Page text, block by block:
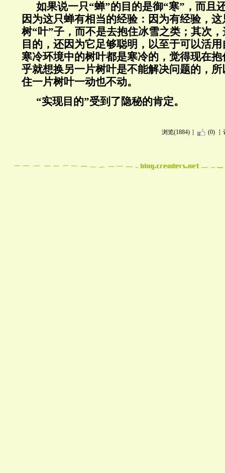
如果说一只“蝉”的目的是御“寒”，而且
因为这只蝉有相当的经验：因为有经验，
树“叶”子，而不是去抱住冰雪之类；其次
目的，还因为它足够聪明，以至于可以活
寒冷环境中的树叶都是寒冷的，觉得现在
乎就想换另一片树叶是不能解决问题的，
住一片树叶一动也不动。
“实现目的”受到了隐秘的肯定。
浏览(1884) (0)